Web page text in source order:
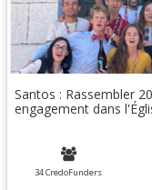
Santos : Rassembler
engagement dans
34 CredoFunders